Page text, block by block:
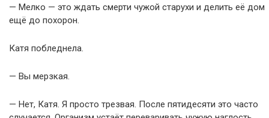
— Мелко — это ждать смерти чужой старухи и делить её дом
ещё до похорон.
Катя побледнела.
— Вы мерзкая.
— Нет, Катя. Я просто трезвая. После пятидесяти это часто